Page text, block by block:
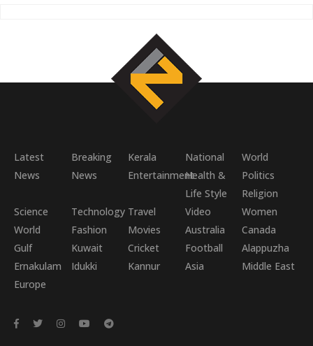
Latest
News
Breaking
News
Kerala National
World
EntertainmentHealth &
Life Style
Politics
Religion
Science
World
Technology Travel Video
Women
Fashion
Movies Australia
Canada
Gulf
Kuwait Cricket Football
Alappuzha
Ernakulam
Idukki Kannur Asia
Middle East
Europe